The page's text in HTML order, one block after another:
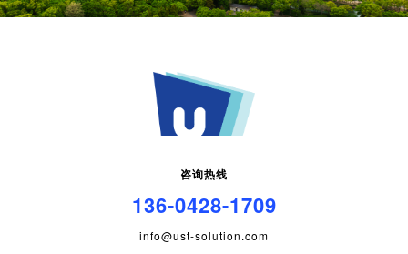
咨询热线
136-0428-1709
info@ust-solution.com